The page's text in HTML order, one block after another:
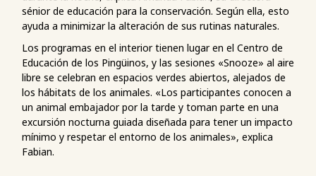
sénior de educación para la conservación. Según ella, esto
ayuda a minimizar la alteración de sus rutinas naturales.
Los programas en el interior tienen lugar en el Centro de
Educación de los Pingüinos, y las sesiones «Snooze» al aire
libre se celebran en espacios verdes abiertos, alejados de
los hábitats de los animales. «Los participantes conocen a
un animal embajador por la tarde y toman parte en una
excursión nocturna guiada diseñada para tener un impacto
mínimo y respetar el entorno de los animales», explica
Fabian.